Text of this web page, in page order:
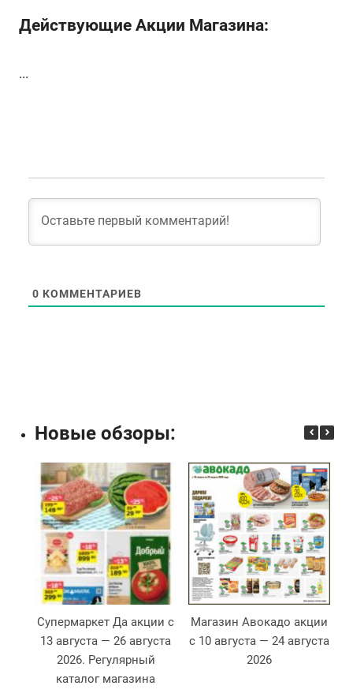
Действующие Акции Магазина:
...
0 КОММЕНТАРИЕВ
Новые обзоры:
Супермаркет Да акции с
13 августа — 26 августа
2026. Регулярный
каталог магазина
Магазин Авокадо акции
с 10 августа — 24 августа
2026